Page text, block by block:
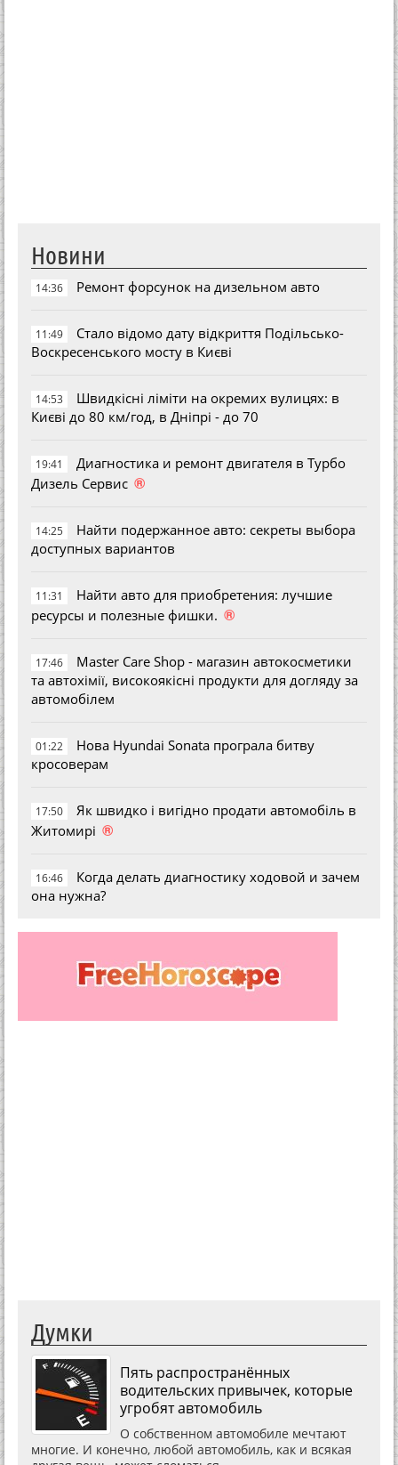
Новини
14:36 Ремонт форсунок на дизельном авто
11:49
Стало відомо дату відкриття Подільсько-
Воскресенського мосту в Києві
14:53
Швидкісні ліміти на окремих вулицях: в
Києві до 80 км/год, в Дніпрі - до 70
19:41
Диагностика и ремонт двигателя в Турбо
Дизель Сервис ®
14:25
Найти подержанное авто: секреты выбора
доступных вариантов
11:31
Найти авто для приобретения: лучшие
ресурсы и полезные фишки. ®
17:46
Master Care Shop - магазин автокосметики
та автохімії, високоякісні продукти для догляду за
автомобілем
01:22
Нова Hyundai Sonata програла битву
кросоверам
17:50
Як швидко і вигідно продати автомобіль в
Житомирі ®
16:46
Когда делать диагностику ходовой и зачем
она нужна?
Думки
Пять распространённых
водительских привычек, которые
угробят автомобиль
О собственном автомобиле мечтают
многие. И конечно, любой автомобиль, как и всякая